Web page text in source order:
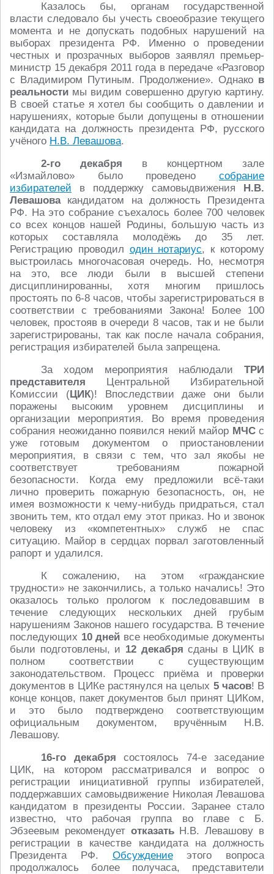
Казалось бы, органам государственной
власти следовало бы учесть своеобразие текущего
момента и не допускать подобных нарушений на
выборах президента РФ. Именно о проведении
честных и прозрачных выборов заявлял премьер-
министр 15 декабря 2011 года в передаче «Разговор
с Владимиром Путиным. Продолжение». Однако в
реальности мы видим совершенно другую картину.
В своей статье я хотел бы сообщить о давлении и
нарушениях, которые были допущены в отношении
кандидата на должность президента РФ, русского
учёного Н.В. Левашова.
2-го декабря в концертном зале
«Измайлово» было проведено собрание
избирателей в поддержку самовыдвижения Н.В.
Левашовакандидатом на должность Президента
РФ. На это собрание съехалось более 700 человек
со всех концов нашей Родины, большую часть из
которых составляла молодёжь до 35 лет.
Регистрацию проводил один нотариус, к которому
выстроилась многочасовая очередь. Но, несмотря
на это, все люди были в высшей степени
дисциплинированны, хотя многим пришлось
простоять по 6-8 часов, чтобы зарегистрироваться в
соответствии с требованиями Закона! Более 100
человек, простояв в очереди 8 часов, так и не были
зарегистрированы, так как после начала собрания,
регистрация избирателей была запрещена.
За ходом мероприятия наблюдали ТРИ
представителя Центральной Избирательной
Комиссии (ЦИК)! Впоследствии даже они были
поражены высоким уровнем дисциплины и
организации мероприятия. Во время проведения
собрания неожиданно появился некий майор МЧСс
уже готовым документом о приостановлении
мероприятия, в связи с тем, что зал якобы не
соответствует требованиям пожарной
безопасности. Когда ему предложили всё-таки
лично проверить пожарную безопасность, он, не
имея возможности к чему-нибудь придраться, стал
звонить тем, кто отдал ему этот приказ. Но и звонок
человеку из «компетентных» служб не спас
ситуацию. Майор в сердцах порвал заготовленный
рапорт и удалился.
К сожалению, на этом «гражданские
трудности» не закончились, а только начались! Это
оказалось только прологом к последовавшим в
течение следующих нескольких дней грубым
нарушениям Законов нашего государства. В течение
последующих 10 дней все необходимые документы
были подготовлены, и 12 декабря сданы в ЦИК в
полном соответствии с существующим
законодательством. Процесс приёма и проверки
документов в ЦИКе растянулся на целых 5 часов! В
конце концов, пакет документов был принят ЦИКом,
и это было подтверждено соответствующим
официальным документом, вручённым Н.В.
Левашову.
16-го декабря состоялось 74-е заседание
ЦИК, на котором рассматривался и вопрос о
регистрации инициативной группы избирателей,
поддержавших самовыдвижение Николая Левашова
кандидатом в президенты России. Заранее стало
известно, что рабочая группа во главе с Б.
Эбзеевым рекомендует отказатьН.В. Левашову в
регистрации в качестве кандидата на должность
Президента РФ. Обсуждениеэтого вопроса
продолжалось более получаса, представители